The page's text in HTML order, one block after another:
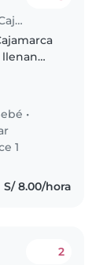
Trabajo para niñera en Cajamarca
llenan
de
•
1
S/ 8.00/hora
2